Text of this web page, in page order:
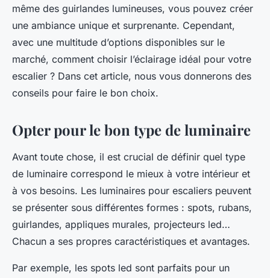
même des guirlandes lumineuses, vous pouvez créer
une ambiance unique et surprenante. Cependant,
avec une multitude d’options disponibles sur le
marché, comment choisir l’éclairage idéal pour votre
escalier ? Dans cet article, nous vous donnerons des
conseils pour faire le bon choix.
Opter pour le bon type de luminaire
Avant toute chose, il est crucial de définir quel type
de luminaire correspond le mieux à votre intérieur et
à vos besoins. Les luminaires pour escaliers peuvent
se présenter sous différentes formes : spots, rubans,
guirlandes, appliques murales, projecteurs led…
Chacun a ses propres caractéristiques et avantages.
Par exemple, les spots led sont parfaits pour un